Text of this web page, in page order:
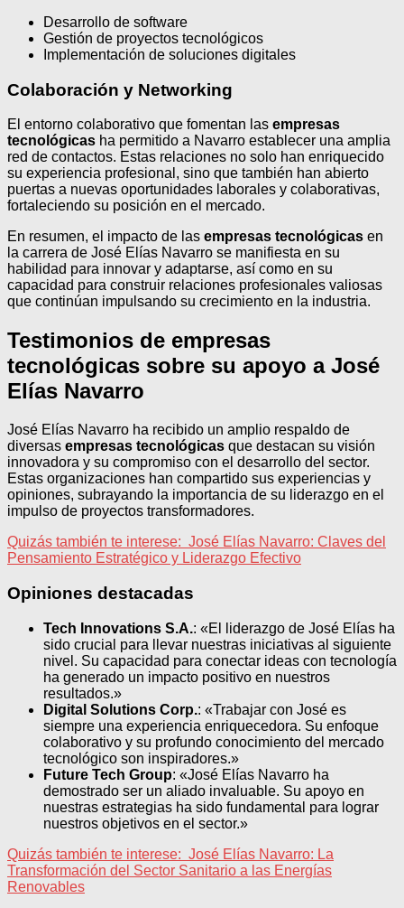
Desarrollo de software
Gestión de proyectos tecnológicos
Implementación de soluciones digitales
Colaboración y Networking
El entorno colaborativo que fomentan las empresas
tecnológicas ha permitido a Navarro establecer una amplia
red de contactos. Estas relaciones no solo han enriquecido
su experiencia profesional, sino que también han abierto
puertas a nuevas oportunidades laborales y colaborativas,
fortaleciendo su posición en el mercado.
En resumen, el impacto de las empresas tecnológicas en
la carrera de José Elías Navarro se manifiesta en su
habilidad para innovar y adaptarse, así como en su
capacidad para construir relaciones profesionales valiosas
que continúan impulsando su crecimiento en la industria.
Testimonios de empresas
tecnológicas sobre su apoyo a José
Elías Navarro
José Elías Navarro ha recibido un amplio respaldo de
diversas empresas tecnológicas que destacan su visión
innovadora y su compromiso con el desarrollo del sector.
Estas organizaciones han compartido sus experiencias y
opiniones, subrayando la importancia de su liderazgo en el
impulso de proyectos transformadores.
Quizás también te interese: José Elías Navarro: Claves del
Pensamiento Estratégico y Liderazgo Efectivo
Opiniones destacadas
Tech Innovations S.A.: «El liderazgo de José Elías ha
sido crucial para llevar nuestras iniciativas al siguiente
nivel. Su capacidad para conectar ideas con tecnología
ha generado un impacto positivo en nuestros
resultados.»
Digital Solutions Corp.: «Trabajar con José es
siempre una experiencia enriquecedora. Su enfoque
colaborativo y su profundo conocimiento del mercado
tecnológico son inspiradores.»
Future Tech Group: «José Elías Navarro ha
demostrado ser un aliado invaluable. Su apoyo en
nuestras estrategias ha sido fundamental para lograr
nuestros objetivos en el sector.»
Quizás también te interese: José Elías Navarro: La
Transformación del Sector Sanitario a las Energías
Renovables